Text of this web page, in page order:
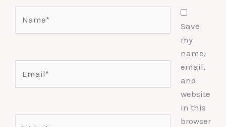
Save
my
name,
email,
and
website
in this
browser